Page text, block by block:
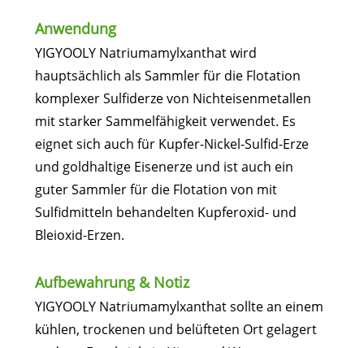
Anwendung
YIGYOOLY Natriumamylxanthat wird
hauptsächlich als Sammler für die Flotation
komplexer Sulfiderze von Nichteisenmetallen
mit starker Sammelfähigkeit verwendet. Es
eignet sich auch für Kupfer-Nickel-Sulfid-Erze
und goldhaltige Eisenerze und ist auch ein
guter Sammler für die Flotation von mit
Sulfidmitteln behandelten Kupferoxid- und
Bleioxid-Erzen.
Aufbewahrung & Notiz
YIGYOOLY Natriumamylxanthat sollte an einem
kühlen, trockenen und belüfteten Ort gelagert